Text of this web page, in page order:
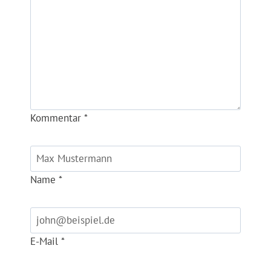
Kommentar *
Name *
E-Mail *